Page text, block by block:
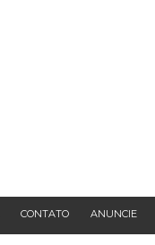
CONTATO ANUNCIE